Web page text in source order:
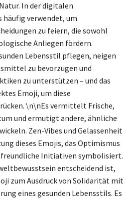
In der digitalen
verwendet, um
zu feiern, die sowohl
Anliegen fördern.
Lebensstil pflegen, neigen
zu bevorzugen und
zu unterstützen – und das
Emoji, um diese
\n\nEs vermittelt Frische,
und ermutigt andere, ähnliche
Zen-Vibes und Gelassenheit
dieses Emojis, das Optimismus
Initiativen symbolisiert.
entscheidend ist,
zum Ausdruck von Solidarität mit
eines gesunden Lebensstils. Es